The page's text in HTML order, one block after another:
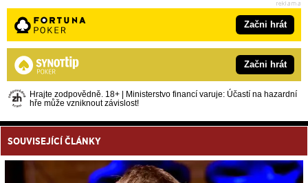
Začni hrát
Začni hrát
Hrajte zodpovědně. 18+ | Ministerstvo financí varuje: Účastí na hazardní
hře může vzniknout závislost!
SOUVISEJÍCÍ ČLÁNKY